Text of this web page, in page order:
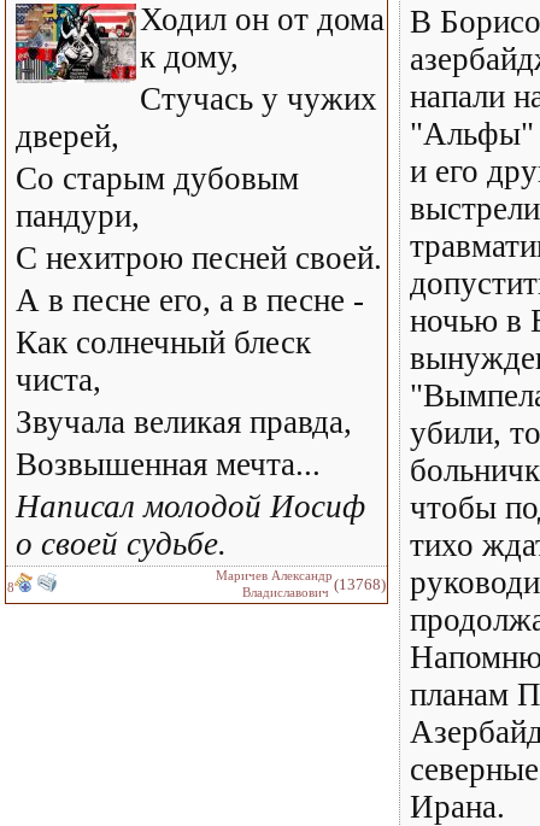
Ходил он от дома
к дому,
Стучась у чужих
дверей,
Со старым дубовым
пандури,
С нехитрою песней своей.
А в песне его, а в песне -
Как солнечный блеск
чиста,
Звучала великая правда,
Возвышенная мечта...
Написал молодой Иосиф
о своей судьбе.
8
Маричев Александр
Владиславович (13768)
В
напали
"Альфы"
и его
ночью в
убили,
чтобы
тихо
планам
Ирана.